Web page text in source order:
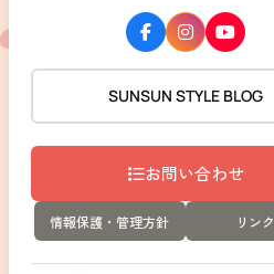
SUNSUN STYLE BLOG
お問い合わせ
情報保護・管理方針 リン